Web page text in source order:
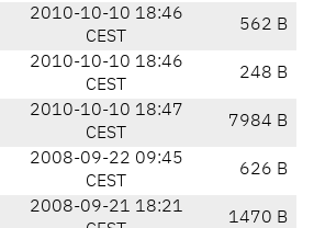
2010-10-10 18:46
CEST
562 B
2010-10-10 18:46
CEST
248 B
2010-10-10 18:47
CEST
7984 B
2008-09-22 09:45
CEST
626 B
2008-09-21 18:21
1470 B